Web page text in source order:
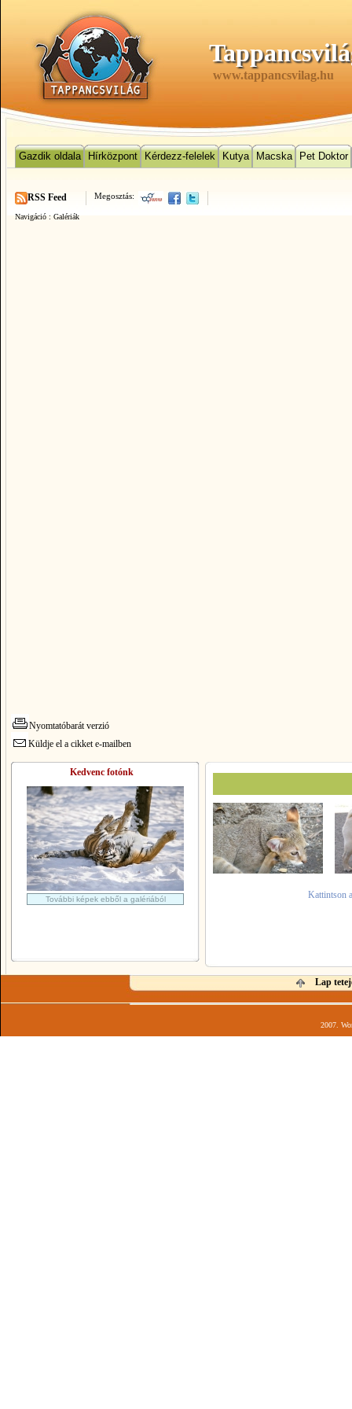
www.tappancsvilag.hu
Gazdik oldala Hírközpont Kérdezz-felelek Kutya Macska Pet Doktor
Megosztás:
RSS Feed
Navigáció : Galériák
Nyomtatóbarát verzió
Küldje el a cikket e-mailben
Kedvenc fotónk
További képek ebből a galériából Kattintson
Lap
2007.